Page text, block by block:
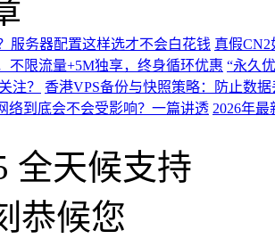
服务器配置这样选才不会白花钱 真假CN2
不限流量+5M独享，终身循环优惠 “永久
注？
香港VPS备份与快照策略：防止数
络到底会不会受影响？一篇讲透 2026年
全天候支持
恭候您